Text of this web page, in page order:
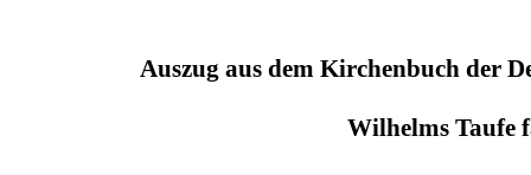
Auszug aus dem Kirchenbuch der
Wilhelms Taufe